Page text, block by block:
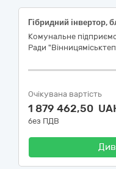
Гібридний інвертор,
Комунальне
Ради
Очікувана вартість
1 879 462,50
без ПДВ